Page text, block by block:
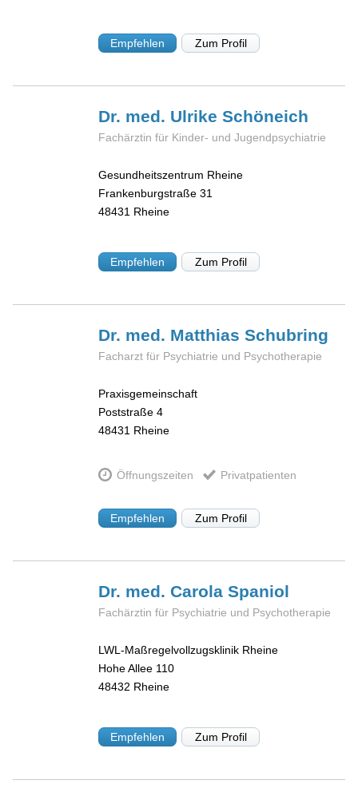
Empfehlen Zum Profil
Dr. med. UlrikeSchöneich
Fachärztin für Kinder- und Jugendpsychiatrie
Gesundheitszentrum Rheine
Frankenburgstraße 31
48431 Rheine
Empfehlen Zum Profil
Dr. med. MatthiasSchubring
Facharzt für Psychiatrie und Psychotherapie
Praxisgemeinschaft
Poststraße 4
48431 Rheine
Öffnungszeiten Privatpatienten
Empfehlen Zum Profil
Dr. med. CarolaSpaniol
Fachärztin für Psychiatrie und Psychotherapie
LWL-Maßregelvollzugsklinik Rheine
Hohe Allee 110
48432 Rheine
Empfehlen Zum Profil